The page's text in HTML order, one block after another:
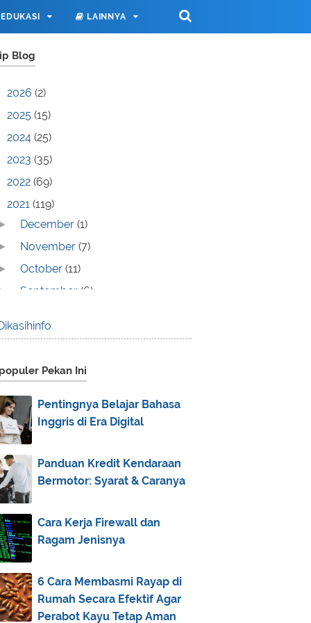
EDUKASI LAINNYA
Blog
2026 (2)
2025 (15)
2024 (25)
2023 (35)
2022 (69)
2021 (119)
December(1)
November(7)
October(11)
September (6)
July(13)
May(7)
▼ April(11)
Keuntungan Membeli Rumah
untuk Investasi di Masa P...
Cara Mengelola Keuangan Rumah
Tangga di Masa Pandemi
Inilah LG Dual Cool, AC Inverter
Hemat Berlipat ya...
Cara Membuat Tas dari Bungkus
Deterjen
Tips Memilih Bank yang Cocok
untuk Menabung
Face Recognition Bank BRI
Pekan Ini
Pentingnya Belajar Bahasa
Inggris di Era Digital
Panduan Kredit Kendaraan
Bermotor: Syarat & Caranya
Cara Kerja Firewall dan
Ragam Jenisnya
6 Cara Membasmi Rayap di
Rumah Secara Efektif Agar
Perabot Kayu Tetap Aman